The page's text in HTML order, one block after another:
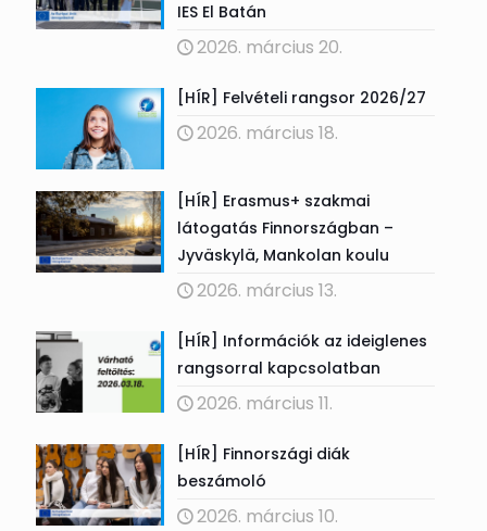
IES El Batán
2026. március 20.
[HÍR] Felvételi rangsor 2026/27
2026. március 18.
[HÍR] Erasmus+ szakmai
látogatás Finnországban –
Jyväskylä, Mankolan koulu
2026. március 13.
[HÍR] Információk az ideiglenes
rangsorral kapcsolatban
2026. március 11.
[HÍR] Finnországi diák
beszámoló
2026. március 10.